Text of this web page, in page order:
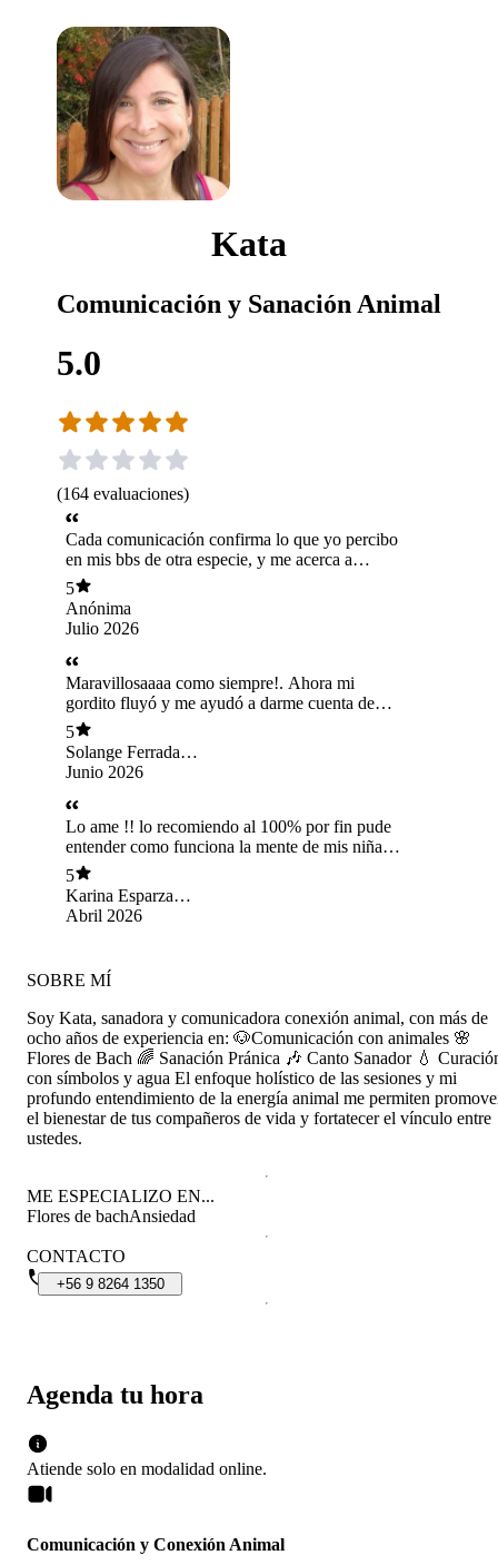
Kata
Comunicación y Sanación Animal
5.0
(164 evaluaciones)
Cada comunicación confirma lo que yo percibo
en mis bbs de otra especie, y me acerca a
proveer lo que necesitan! Gracias infinitas Kata!
5
Anónima
Julio 2026
Maravillosaaaa como siempre!. Ahora mi
gordito fluyó y me ayudó a darme cuenta de
cositas en la casa que he pasado por alto.
También me ayudará a estar más tranquila y
seguir las indicaciones del tratamiento que le
❤️❤️.
5
Solange Ferrada
Urzúa
Junio 2026
Lo ame !! lo recomiendo al 100% por fin pude
entender como funciona la mente de mis niñas y
saber que son feliz me llena. Gracias Kata por
todo.
5
Karina Esparza
Torrealba
Abril 2026
Agenda tu hora
Atiende solo en modalidad online.
Comunicación y Conexión Animal
SOBRE MÍ
Soy Kata, sanadora y comunicadora conexión animal, con más de
ocho años de experiencia en: 🐶Comunicación con animales 🌸
Flores de Bach 🌈 Sanación Pránica 🎶 Canto Sanador 💧
con símbolos y agua El enfoque holístico de las sesiones y mi
profundo entendimiento de la energía animal me permiten
el bienestar de tus compañeros de vida y fortatecer el vínculo entre
ustedes.
ME ESPECIALIZO EN...
Flores de bachAnsiedad
CONTACTO
+56 9 8264 1350